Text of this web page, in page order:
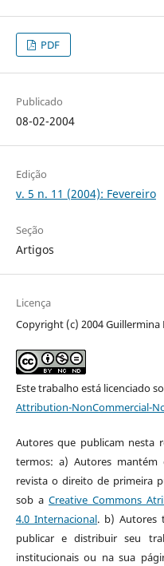
PDF
Publicado
08-02-2004
Edição
v. 5 n. 11 (2004): Fevereiro
Seção
Artigos
Licença
Copyright (c) 2004 Guillermina
Este trabalho está licenciado
Attribution-NonCommercial-
Autores que publicam nesta
termos: a) Autores
revista o direito de primeira
sob a Creative Commons
4.0 Internacional. b) Autores
publicar e distribuir seu
institucionais ou na sua